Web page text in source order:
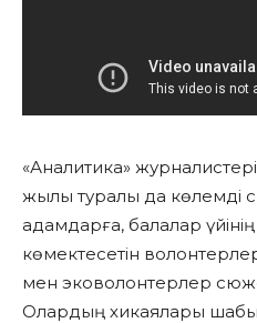
«Аналитика»
жылы туралы да көлемді
адамдарға, балалар
көмектесетін
мен эковолонтерлер
Олардың хикаялары